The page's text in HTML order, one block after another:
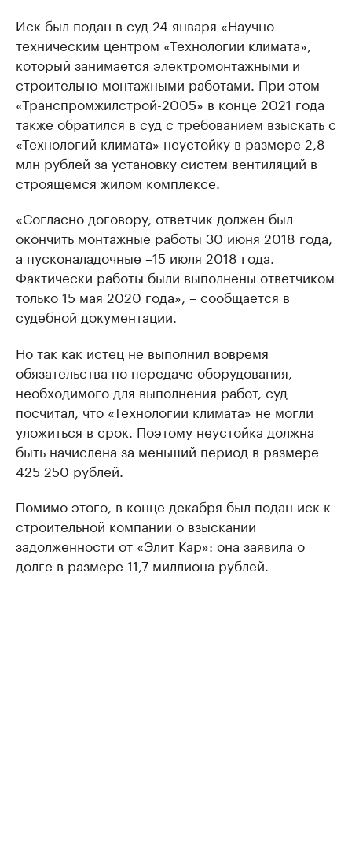
Иск был подан в суд 24 января «Научно-
техническим центром «Технологии климата»,
который занимается электромонтажными и
строительно-монтажными работами. При этом
«Транспромжилстрой-2005» в конце 2021 года
также обратился в суд с требованием взыскать с
«Технологий климата» неустойку в размере 2,8
млн рублей за установку систем вентиляций в
строящемся жилом комплексе.
«Согласно договору, ответчик должен был
окончить монтажные работы 30 июня 2018 года,
а пусконаладочные –15 июля 2018 года.
Фактически работы были выполнены ответчиком
только 15 мая 2020 года», – сообщается в
судебной документации.
Но так как истец не выполнил вовремя
обязательства по передаче оборудования,
необходимого для выполнения работ, суд
посчитал, что «Технологии климата» не могли
уложиться в срок. Поэтому неустойка должна
быть начислена за меньший период в размере
425 250 рублей.
Помимо этого, в конце декабря был подан иск к
строительной компании о взыскании
задолженности от «Элит Кар»: она заявила о
долге в размере 11,7 миллиона рублей.